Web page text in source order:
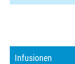
Infusionen